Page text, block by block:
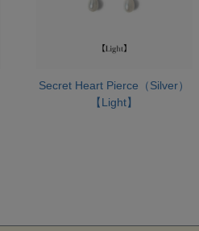
Secret Heart Pierce（Silver）
【Light】